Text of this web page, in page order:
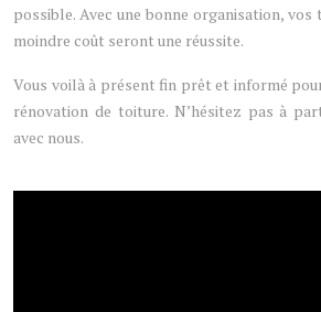
possible. Avec une bonne organisation,
moindre coût seront une réussite.
Vous voilà à présent fin prêt et informé
rénovation de toiture. N’hésitez pas à
avec nous.